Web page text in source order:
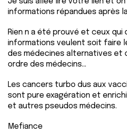
informations répandues après la
Rien n a été prouvé et ceux
informations veulent soit faire
des médecines alternatives et
ordre des médecins...
Les cancers turbo dus aux
sont pure exagération et
et autres pseudos médecins.
Mefiance